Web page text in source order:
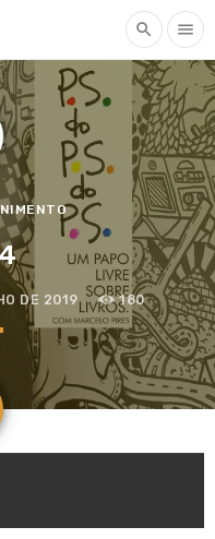
search menu
DE 2019 180